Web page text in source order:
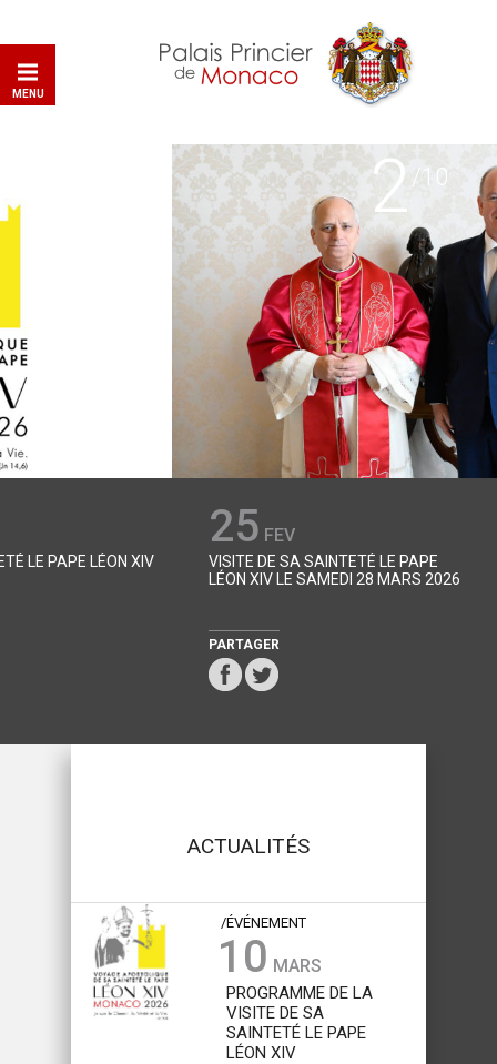
MENU
VISITE DE SA SAINTETÉ LE PAPE LÉON XIV LE SAMEDI 28
2 /10
ACTUALITÉS
10 MARS
PROGRAMME DE LA
VISITE DE SA
SAINTETÉ LE PAPE
LÉON XIV
/ÉVÉNEMENT